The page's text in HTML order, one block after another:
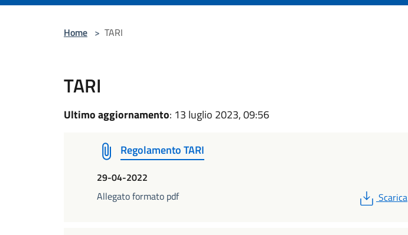
Home > TARI
TARI
Ultimo aggiornamento: 13 luglio 2023, 09:56
Regolamento TARI
29-04-2022
Allegato formato pdf
PDF
Scarica